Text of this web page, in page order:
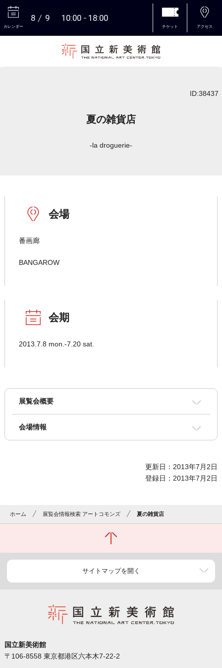
カレンダー
8 9 10:00 18:00
チケット アクセス
ID:38437
夏の雑貨店
-la droguerie-
会場
番画廊
BANGAROW
会期
2013.7.8 mon.-7.20 sat.
展覧会概要
会場情報
更新日：2013年7月2日
登録日：2013年7月2日
ホーム 展覧会情報検索 アートコモンズ 夏の雑貨店
サイトマップを開く
国立新美術館
〒106-8558 東京都港区六本木7-22-2